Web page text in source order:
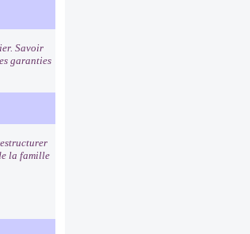
Savoir
garanties
la famille